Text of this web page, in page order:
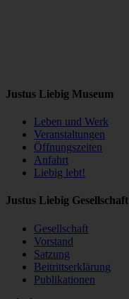
Justus Liebig Museum
Leben und Werk
Veranstaltungen
Öffnungszeiten
Anfahrt
Liebig lebt!
Justus Liebig Gesellschaft
Gesellschaft
Vorstand
Satzung
Beitrittserklärung
Publikationen